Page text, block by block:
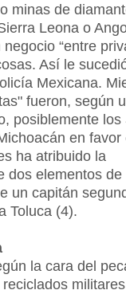
minas de
Leona o
“entre
Así le
Mexicana.
fueron, según
posiblemente los
en favor
ha atribuido la
dos elementos de
un capitán
Toluca (4).
la cara del
militares